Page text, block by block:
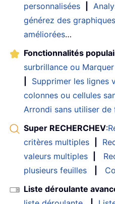
personnalisées
générez des graphiques
améliorées…
Fonctionnalités
surbrillance ou
Supprimer les lignes
colonnes ou cellules
Arrondi sans utiliser de
Super RECHERCHEV:
critères multiples
valeurs multiples
plusieurs feuilles
Liste déroulante